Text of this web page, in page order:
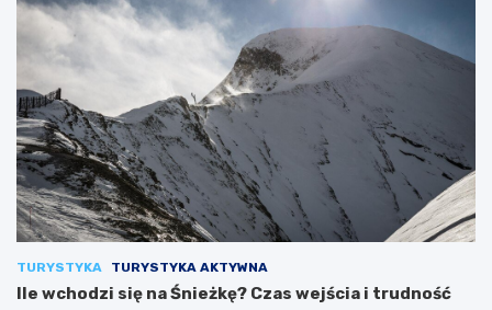
TURYSTYKA TURYSTYKA AKTYWNA
Ile wchodzi się na Śnieżkę? Czas wejścia i trudność